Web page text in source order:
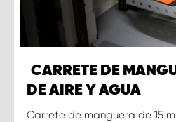
CARRETE DE
DE AIRE Y AGUA
Carrete de manguera de 15